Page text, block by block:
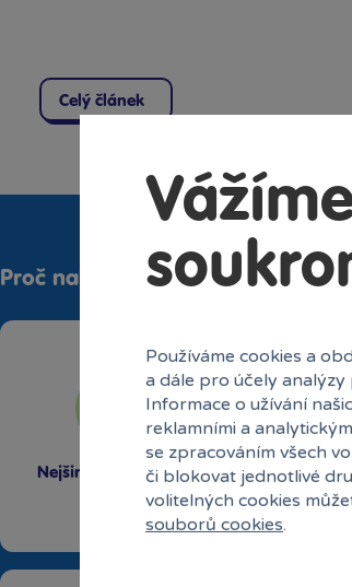
Celý článek
Proč nakupovat v Bambuli?
Nejširší sortiment na
27
Používáme cookies a
a dále pro účely analýzy
Informace o užívání
reklamními a
se zpracováním všech
či blokovat jednotlivé
volitelných cookies
souborů cookies.